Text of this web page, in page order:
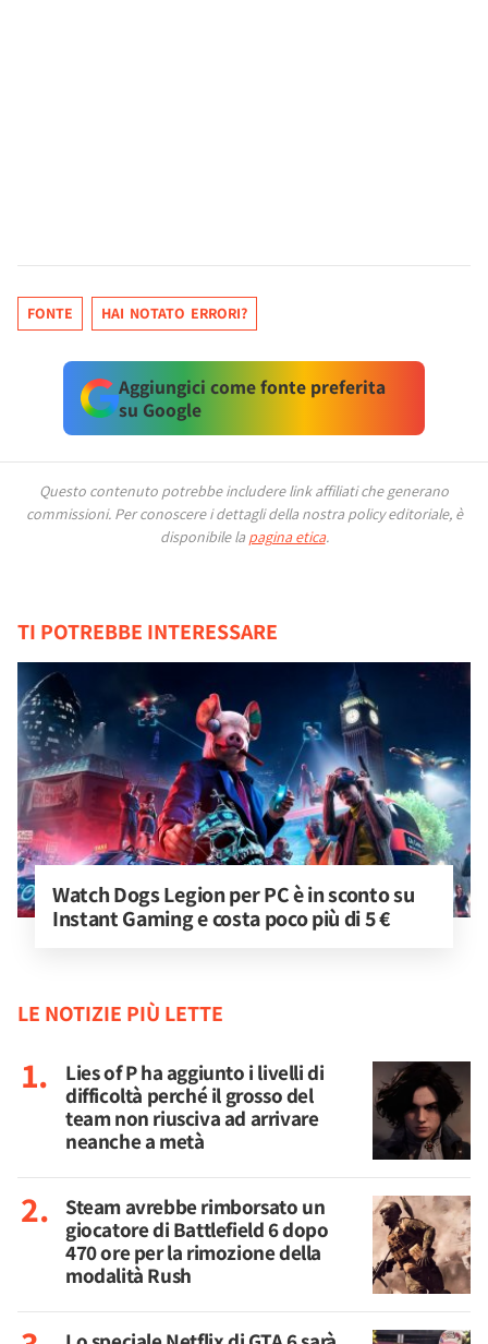
FONTE HAI NOTATO ERRORI?
Aggiungici come fonte preferita
su Google
Questo contenuto potrebbe includere link affiliati che generano
commissioni. Per conoscere i dettagli della nostra policy editoriale, è
disponibile la pagina etica.
TI POTREBBE INTERESSARE
Watch Dogs Legion per PC è in sconto su
Instant Gaming e costa poco più di 5 €
LE NOTIZIE PIÙ LETTE
Lies of P ha aggiunto i livelli di
difficoltà perché il grosso del
team non riusciva ad arrivare
neanche a metà
Steam avrebbe rimborsato un
giocatore di Battlefield 6 dopo
470 ore per la rimozione della
modalità Rush